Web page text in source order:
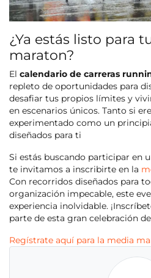
¿Ya estás listo para
maraton?
El calendario de carreras
repleto de oportunidades para
desafiar tus propios límites y
en escenarios únicos. Tanto si
experimentado como un
diseñados para ti
Si estás buscando participar en
te invitamos a inscribirte en la
Con recorridos diseñados para
organización impecable, este
experiencia inolvidable.
parte de esta gran celebración
Regístrate aquí para la media